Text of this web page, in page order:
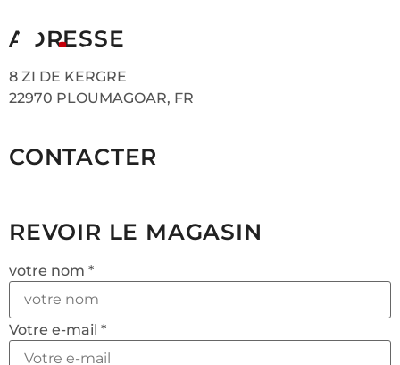
ADRESSE
8 ZI DE KERGRE
22970 PLOUMAGOAR, FR
CONTACTER
REVOIR LE MAGASIN
votre nom *
Votre e-mail *